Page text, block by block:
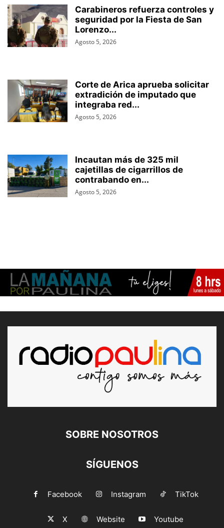
Carabineros refuerza controles y
seguridad por la Fiesta de San
Lorenzo...
Agosto 5, 2026
Corte de Arica aprueba solicitar
extradición de imputado que
integraba red...
Agosto 5, 2026
Incautan más de 325 mil
cajetillas de cigarrillos de
contrabando en...
Agosto 5, 2026
SOBRE NOSOTROS
SÍGUENOS
Facebook Instagram TikTok
X Website Youtube